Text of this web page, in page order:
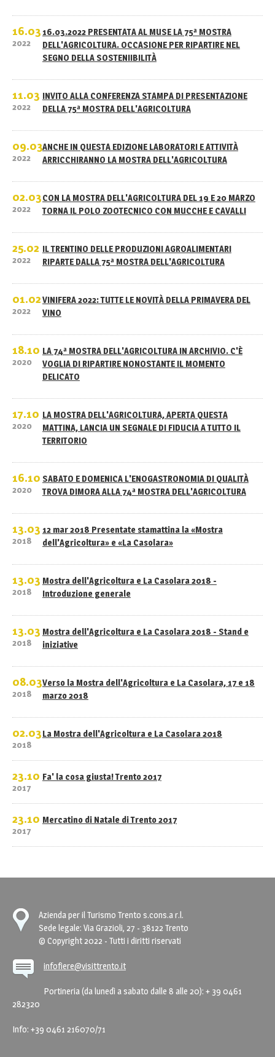
16.03
2022
16.03.2022 PRESENTATA AL MUSE LA 75ª MOSTRA
DELL'AGRICOLTURA. OCCASIONE PER RIPARTIRE NEL
SEGNO DELLA SOSTENIIBILITÀ
11.03
2022
INVITO ALLA CONFERENZA STAMPA DI PRESENTAZIONE
DELLA 75ª MOSTRA DELL'AGRICOLTURA
09.03
2022
ANCHE IN QUESTA EDIZIONE LABORATORI E ATTIVITÀ
ARRICCHIRANNO LA MOSTRA DELL'AGRICOLTURA
02.03
2022
CON LA MOSTRA DELL'AGRICOLTURA DEL 19 E 20 MARZO
TORNA IL POLO ZOOTECNICO CON MUCCHE E CAVALLI
25.02
2022
IL TRENTINO DELLE PRODUZIONI AGROALIMENTARI
RIPARTE DALLA 75ª MOSTRA DELL'AGRICOLTURA
01.02
2022
VINIFERA 2022: TUTTE LE NOVITÀ DELLA PRIMAVERA DEL
VINO
18.10
2020
LA 74ª MOSTRA DELL'AGRICOLTURA IN ARCHIVIO. C'È
VOGLIA DI RIPARTIRE NONOSTANTE IL MOMENTO
DELICATO
17.10
2020
LA MOSTRA DELL'AGRICOLTURA, APERTA QUESTA
MATTINA, LANCIA UN SEGNALE DI FIDUCIA A TUTTO IL
TERRITORIO
16.10
2020
SABATO E DOMENICA L'ENOGASTRONOMIA DI QUALITÀ
TROVA DIMORA ALLA 74ª MOSTRA DELL'AGRICOLTURA
13.03
2018
12 mar 2018 Presentate stamattina la «Mostra
dell'Agricoltura» e «La Casolara»
13.03
2018
Mostra dell'Agricoltura e La Casolara 2018 -
Introduzione generale
13.03
2018
Mostra dell'Agricoltura e La Casolara 2018 - Stand e
iniziative
08.03
2018
Verso la Mostra dell'Agricoltura e La Casolara, 17 e 18
marzo 2018
02.03
2018
La Mostra dell'Agricoltura e La Casolara 2018
23.10
2017
Fa' la cosa giusta! Trento 2017
23.10
2017
Mercatino di Natale di Trento 2017
Azienda per il Turismo Trento s.cons.a r.l.
Sede legale: Via Grazioli, 27 - 38122 Trento
© Copyright 2022 - Tutti i diritti riservati
infofiere@visittrento.it
Portineria (da lunedì a sabato dalle 8 alle 20): + 39 0461
282320
Info: +39 0461 216070/71